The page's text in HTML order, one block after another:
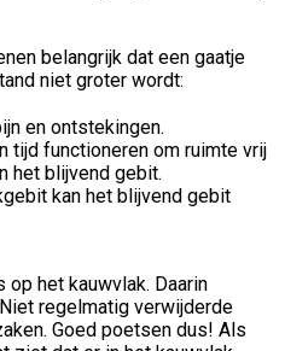
belangrijk dat een gaatje
niet groter wordt:
en ontstekingen.
tijd functioneren om ruimte vrij
het blijvend gebit.
kan het blijvend gebit
het kauwvlak. Daarin
regelmatig verwijderde
Goed poetsen dus! Als